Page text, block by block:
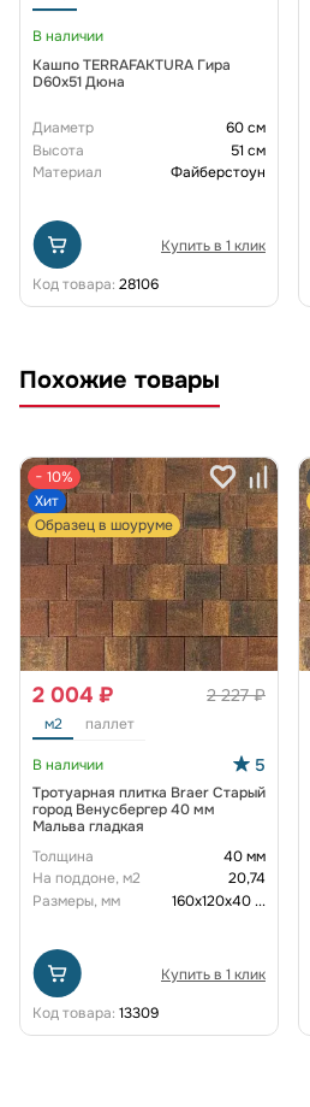
В наличии
Кашпо TERRAFAKTURA Гира
D60х51 Дюна
Диаметр
60 см
Высота
51 см
Материал
Файберстоун
Купить в 1 клик
Код товара: 28106
Похожие товары
− 10%
Хит
Образец в шоуруме
2 227 ₽
2 004 ₽
м2 паллет
В наличии 5
Тротуарная плитка Braer Старый
город Венусбергер 40 мм
Мальва гладкая
Толщина
40 мм
На поддоне, м2
20,74
Размеры, мм
160х120х40...
Купить в 1 клик
Код товара: 13309